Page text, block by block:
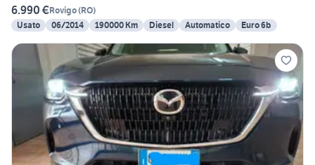
6.990 €Rovigo(RO)
Usato
06/2014 190000 Km Diesel Automatico Euro 6b